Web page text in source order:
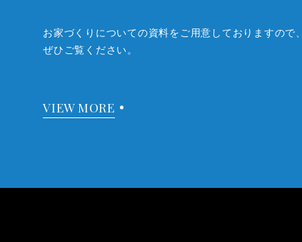
お家づくりについての資料をご用意しておりますので、
ぜひご覧ください。
VIEW MORE